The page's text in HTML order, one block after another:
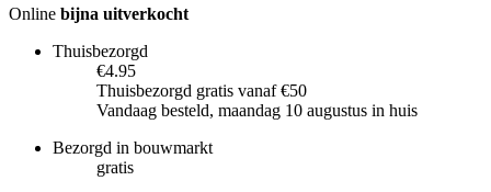
Online bijna uitverkocht
Thuisbezorgd
€4.95
Thuisbezorgd gratis vanaf €50
Vandaag besteld, maandag 10 augustus in huis
Bezorgd in bouwmarkt
gratis